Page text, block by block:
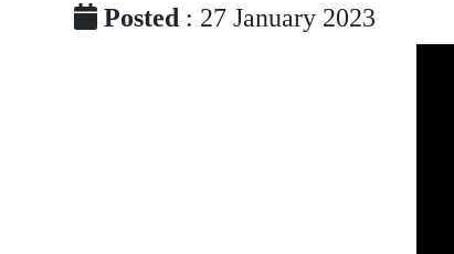
Posted : 27 January 2023